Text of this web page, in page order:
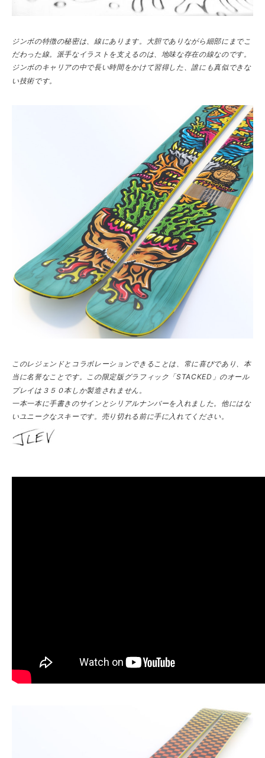
ジンボの特徴の秘密は、線にあります。大胆でありながら細部にまでこ
だわった線。派手なイラストを支えるのは、地味な存在の線なのです。
ジンボのキャリアの中で長い時間をかけて習得した、誰にも真似できな
い技術です。
このレジェンドとコラボレーションできることは、常に喜びであり、本
当に名誉なことです。この限定版グラフィック「STACKED」のオール
プレイは３５０本しか製造されません。
一本一本に手書きのサインとシリアルナンバーを入れました。他にはな
いユニークなスキーです。売り切れる前に手に入れてください。